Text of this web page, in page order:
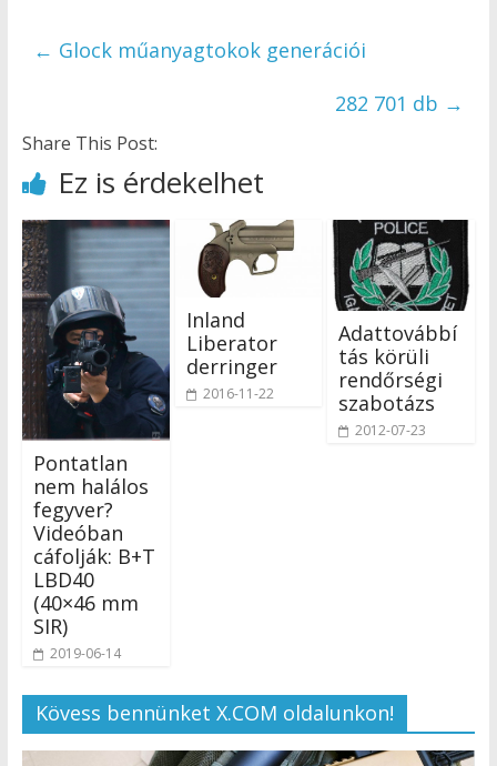
← Glock műanyagtokok generációi
282 701 db →
Share This Post:
Ez is érdekelhet
Pontatlan
nem halálos
fegyver?
Videóban
cáfolják: B+T
LBD40
(40×46 mm
SIR)
2019-06-14
Inland
Liberator
derringer
2016-11-22
Adattovábbí
tás körüli
rendőrségi
szabotázs
2012-07-23
Kövess bennünket X.COM oldalunkon!